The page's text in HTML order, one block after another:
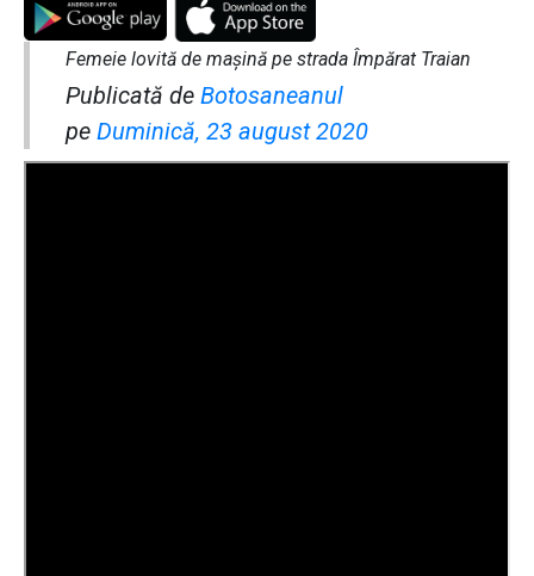
Femeie lovită de mașină pe strada Împărat Traian
Publicată de Botosaneanul
pe Duminică, 23 august 2020